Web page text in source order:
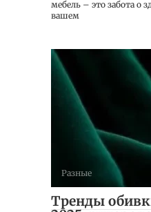
мебель – это забота о
вашем
Разные
Тренды